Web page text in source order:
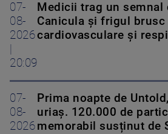
07-
08-
2026
20:09
Medicii trag un semnal
Canicula și frigul
cardiovasculare și
07-
08-
2026
Prima noapte de
uriaș. 120.000 de
memorabil susținut de